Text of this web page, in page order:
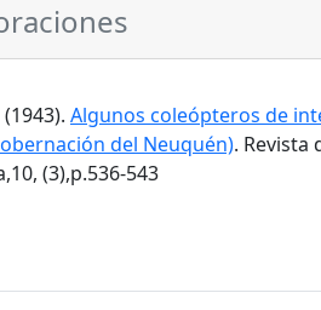
Algunos coleópteros de
del Neuquén). Revista
(3),p.536-543